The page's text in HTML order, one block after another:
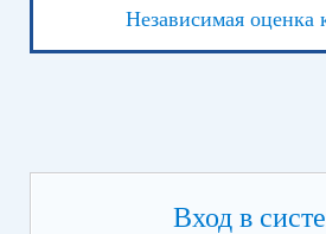
Независимая оценка
Вход в